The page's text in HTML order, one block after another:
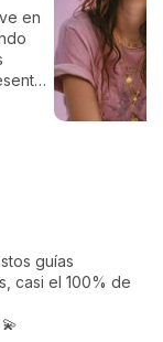
en
la
a ver
guías
casi el 100% de